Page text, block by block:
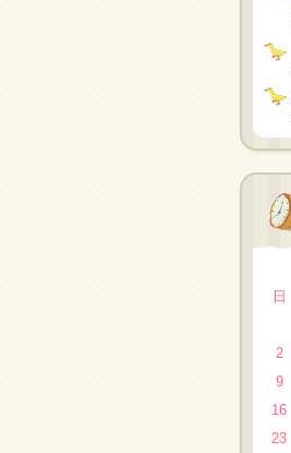
日
2
9
16
23